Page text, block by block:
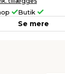
Butik
Se mere